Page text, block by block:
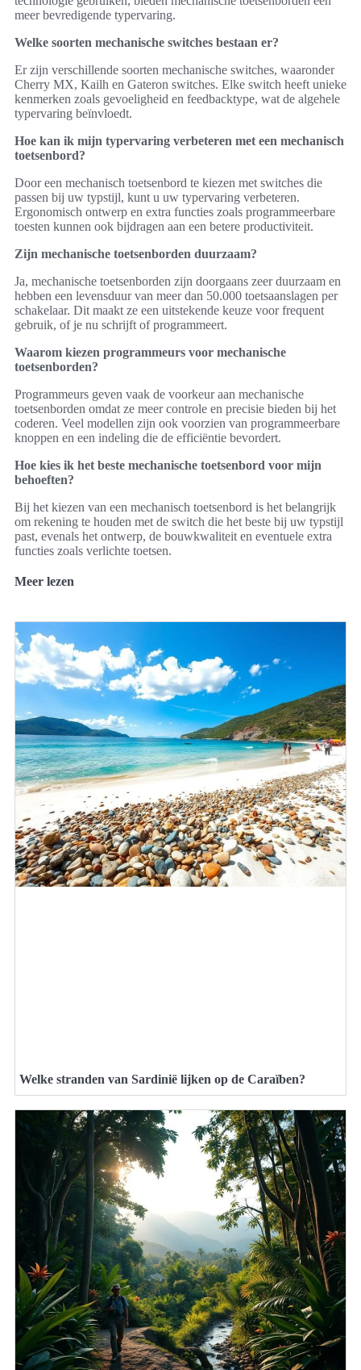
meer bevredigende typervaring.
Welke soorten mechanische switches bestaan er?
Er zijn verschillende soorten mechanische switches, waaronder
Cherry MX, Kailh en Gateron switches. Elke switch heeft unieke
kenmerken zoals gevoeligheid en feedbacktype, wat de algehele
typervaring beïnvloedt.
Hoe kan ik mijn typervaring verbeteren met een mechanisch
toetsenbord?
Door een mechanisch toetsenbord te kiezen met switches die
passen bij uw typstijl, kunt u uw typervaring verbeteren.
Ergonomisch ontwerp en extra functies zoals programmeerbare
toesten kunnen ook bijdragen aan een betere productiviteit.
Zijn mechanische toetsenborden duurzaam?
Ja, mechanische toetsenborden zijn doorgaans zeer duurzaam en
hebben een levensduur van meer dan 50.000 toetsaanslagen per
schakelaar. Dit maakt ze een uitstekende keuze voor frequent
gebruik, of je nu schrijft of programmeert.
Waarom kiezen programmeurs voor mechanische
toetsenborden?
Programmeurs geven vaak de voorkeur aan mechanische
toetsenborden omdat ze meer controle en precisie bieden bij het
coderen. Veel modellen zijn ook voorzien van programmeerbare
knoppen en een indeling die de efficiëntie bevordert.
Hoe kies ik het beste mechanische toetsenbord voor mijn
behoeften?
Bij het kiezen van een mechanisch toetsenbord is het belangrijk
om rekening te houden met de switch die het beste bij uw typstijl
past, evenals het ontwerp, de bouwkwaliteit en eventuele extra
functies zoals verlichte toetsen.
Meer lezen
Welke stranden van Sardinië lijken op de Caraïben?